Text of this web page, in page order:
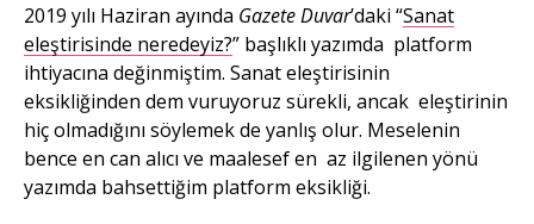
2019 yılı Haziran ayında Gazete Duvar’daki “Sanat
eleştirisinde neredeyiz?” başlıklı yazımda platform
ihtiyacına değinmiştim. Sanat eleştirisinin
eksikliğinden dem vuruyoruz sürekli, ancak eleştirinin
hiç olmadığını söylemek de yanlış olur. Meselenin
bence en can alıcı ve maalesef en az ilgilenen yönü
yazımda bahsettiğim platform eksikliği.